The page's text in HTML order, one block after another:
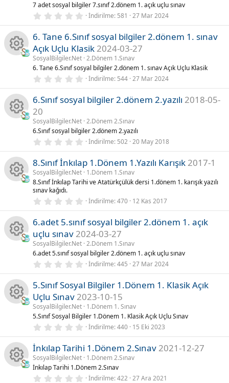
a
y
a
k
o
n
u
7 adet sosyal bilgiler 7.sınıf 2.dönem 1. açık uçlu sınav
0
0
ı
l
d
ı
z
(
a
İndirilme 581 27 Mar 2024
a
y
a
k
o
n
6. Tane 6.Sınıf sosyal bilgiler 2.dönem 1. sınav
Açık Uçlu Klasik 2024-03-27
SosyalBilgiler.Net 2.Dönem 1.Sınav
6. Tane 6.Sınıf sosyal bilgiler 2.dönem 1. sınav Açık Uçlu Klasik
0
0
l
d
ı
z
(
a
r
)
İndirilme 544 27 Mar 2024
a
y
a
k
o
n
6.Sınıf sosyal bilgiler 2.dönem 2.yazılı 2018-05-
20
SosyalBilgiler.Net 2.Dönem 2.Sınav
6.Sınıf sosyal bilgiler 2.dönem 2.yazılı
0
0
y
l
(
l
a
r
)
İndirilme 502 20 May 2018
a
y
a
k
o
n
8.Sınıf İnkılap 1.Dönem 1.Yazılı Karışık 2017-1
SosyalBilgiler.Net 1.Dönem 1.Sınav
8.Sınıf İnkılap Tarihi ve Atatürkçülük dersi 1.dönem 1. karışık yazılı
sınav kağıdı.
0
0
y
ı
l
d
ı
z
(
a
r
)
İndirilme 470 12 Kas 2017
a
y
a
k
6.adet 5.sınıf sosyal bilgiler 2.dönem 1. açık
uçlu sınav 2024-03-27
SosyalBilgiler.Net 2.Dönem 1.Sınav
6.adet 5.sınıf sosyal bilgiler 2.dönem 1. açık uçlu sınav
0
0
y
ı
l
d
ı
z
(
a
r
)
İndirilme 445 27 Mar 2024
a
y
5.Sınıf Sosyal Bilgiler 1.Dönem 1. Klasik Açık
Uçlu Sınav 2023-10-15
SosyalBilgiler.Net 1.Dönem 1. Sınav
5.Sınıf Sosyal Bilgiler 1.Dönem 1. Klasik Açık Uçlu Sınav
0
0
y
l
d
İndirilme 440 15 Eki 2023
İnkılap Tarihi 1.Dönem 2.Sınav 2021-12-27
SosyalBilgiler.Net 1.Dönem 2.Sınav
İnkılap Tarihi 1.Dönem 2.Sınav
0İndirilme 422 27 Ara 2021